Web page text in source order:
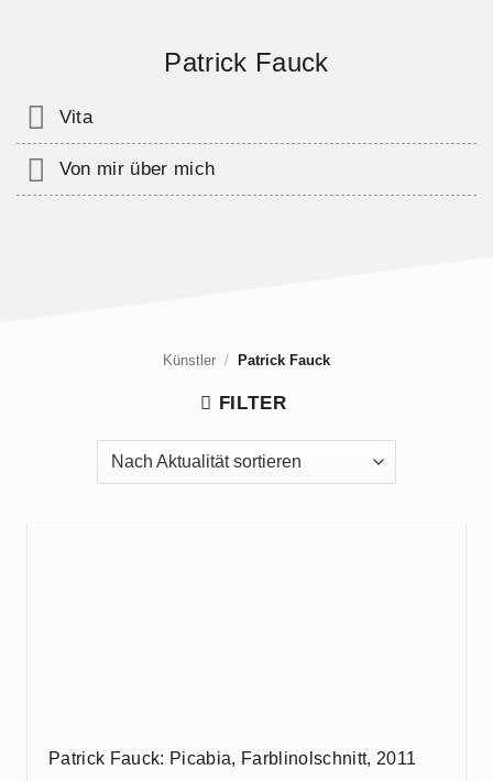
Patrick Fauck
Vita
Von mir über mich
Künstler / Patrick Fauck
FILTER
Patrick Fauck: Picabia, Farblinolschnitt, 2011